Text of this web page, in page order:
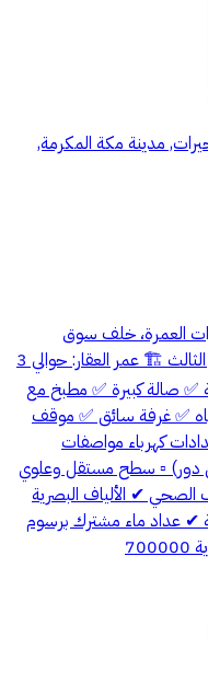
مدينة مكة المكرمة,
البحيرات العمرة، خلف سوق
السوريين) 📐 المساحة: 260 م2 🏢 الدور الثالث 🏗 عمر العقار: حوالي 3
✅ 6 غرف واسعة ✅ صالة كبيرة ✅ مطبخ مع
غسيل ✅ 4 دورات مياه ✅ غرفة سائق ✅ موقف
كهرباء مواصفات
(شقتان في كل دور) ▫ سطح مستقل وعلوي
✔ الألياف البصرية
✔ عداد ماء مشترك برسوم